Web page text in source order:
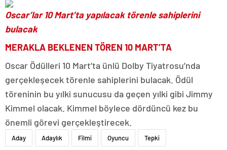
Oscar’lar 10 Mart’ta yapılacak törenle sahiplerini
bulacak
MERAKLA BEKLENEN TÖREN 10 MART’TA
Oscar Ödülleri 10 Mart’ta ünlü Dolby Tiyatrosu’nda
gerçekleşecek törenle sahiplerini bulacak. Ödül
töreninin bu yılki sunucusu da geçen yılki gibi Jimmy
Kimmel olacak. Kimmel böylece dördüncü kez bu
önemli görevi gerçekleştirecek.
Aday Adaylık Filmi Oyuncu Tepki